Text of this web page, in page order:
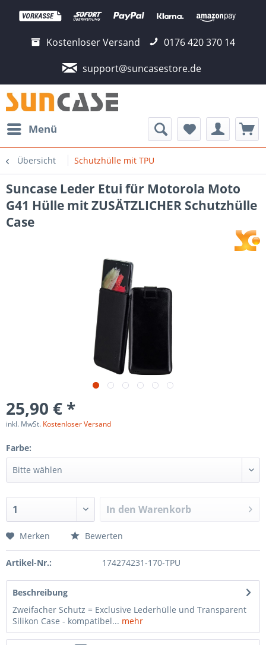
Kostenloser Versand
0176 420 370 14
support@suncasestore.de
Menü
Übersicht Schutzhülle mit TPU
Suncase Leder Etui für Motorola Moto
G41 Hülle mit ZUSÄTZLICHER Schutzhülle
Case
25,90 € *
inkl. MwSt. Kostenloser Versand
Farbe:
In den Warenkorb
Merken Bewerten
Artikel-Nr.: 174274231-170-TPU
Beschreibung
Zweifacher Schutz = Exclusive Lederhülle und Transparent
Silikon Case - kompatibel... mehr